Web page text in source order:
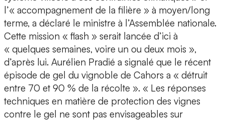
l’« accompagnement de la filière » à moyen/long
terme, a déclaré le ministre à l’Assemblée nationale.
Cette mission « flash » serait lancée d’ici à
« quelques semaines, voire un ou deux mois »,
d’après lui. Aurélien Pradié a signalé que le récent
épisode de gel du vignoble de Cahors a « détruit
entre 70 et 90 % de la récolte ». « Les réponses
techniques en matière de protection des vignes
contre le gel ne sont pas envisageables sur